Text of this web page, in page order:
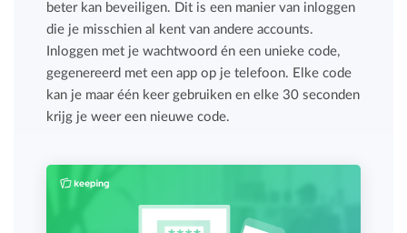
beter kan beveiligen. Dit is een manier van inloggen
die je misschien al kent van andere accounts.
Inloggen met je wachtwoord én een unieke code,
gegenereerd met een app op je telefoon. Elke code
kan je maar één keer gebruiken en elke 30 seconden
krijg je weer een nieuwe code.